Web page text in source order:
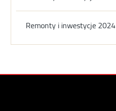
Remonty i inwestycje 2024